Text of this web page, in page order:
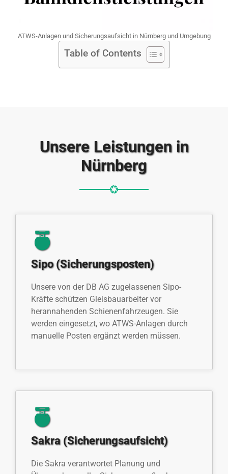
ATWS-Anlagen und Sicherungsaufsicht in Nürnberg und Umgebung
Table of Contents
Unsere Leistungen in
Nürnberg
Sipo (Sicherungsposten)
Unsere von der DB AG zugelassenen Sipo-
Kräfte schützen Gleisbauarbeiter vor
herannahenden Schienenfahrzeugen. Sie
werden eingesetzt, wo ATWS-Anlagen durch
manuelle Posten ergänzt werden müssen.
Sakra (Sicherungsaufsicht)
Die Sakra verantwortet Planung und